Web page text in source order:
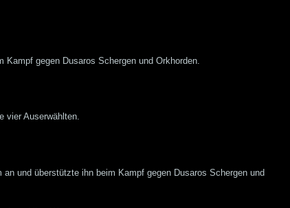
gegen Dusaros Schergen und Orkhorden.
vier Auserwählten.
und überstützte ihn beim Kampf gegen Dusaros Schergen und